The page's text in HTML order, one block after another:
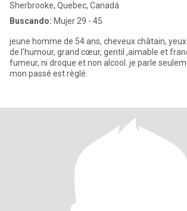
Sherbrooke, Quebec, Canadá
Buscando: Mujer 29 - 45
jeune homme de 54 ans, cheveux châtain, yeux bleu, avec un sens
de l'humour, grand cœur, gentil ,aimable et franc, je suis non
fumeur, ni droque et non alcool. je parle seulement en français,
mon passé est règlé.